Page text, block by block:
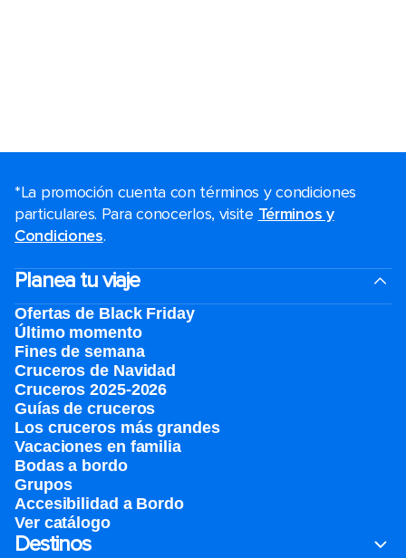
*La promoción cuenta con términos y condiciones
particulares. Para conocerlos, visite Términos y
Condiciones.
Planea tu viaje
Ofertas de Black Friday
Último momento
Fines de semana
Cruceros de Navidad
Cruceros 2025-2026
Guías de cruceros
Los cruceros más grandes
Vacaciones en familia
Bodas a bordo
Grupos
Accesibilidad a Bordo
Ver catálogo
Destinos